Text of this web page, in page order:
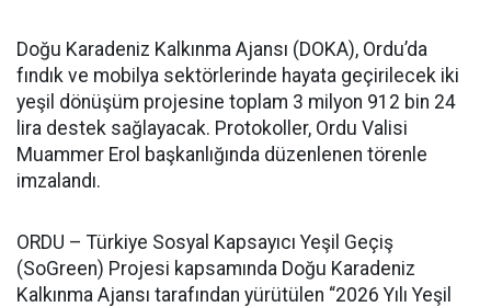
Doğu Karadeniz Kalkınma Ajansı (DOKA), Ordu’da
fındık ve mobilya sektörlerinde hayata geçirilecek iki
yeşil dönüşüm projesine toplam 3 milyon 912 bin 24
lira destek sağlayacak. Protokoller, Ordu Valisi
Muammer Erol başkanlığında düzenlenen törenle
imzalandı.
ORDU – Türkiye Sosyal Kapsayıcı Yeşil Geçiş
(SoGreen) Projesi kapsamında Doğu Karadeniz
Kalkınma Ajansı tarafından yürütülen “2026 Yılı Yeşil